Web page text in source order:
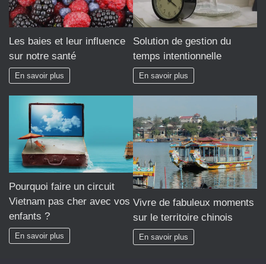
Les baies et leur influence
sur notre santé
En savoir plus
Solution de gestion du
temps intentionnelle
En savoir plus
Pourquoi faire un circuit
Vietnam pas cher avec vos
enfants ?
En savoir plus
Vivre de fabuleux moments
sur le territoire chinois
En savoir plus